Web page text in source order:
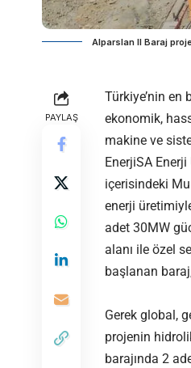
Alparslan II Baraj
PAYLAŞ
Türkiye’nin en
ekonomik,
makine ve
EnerjiSA Enerji
içerisindeki
enerji
adet 30MW
alanı ile özel
başlanan
Gerek global,
projenin
barajında 2